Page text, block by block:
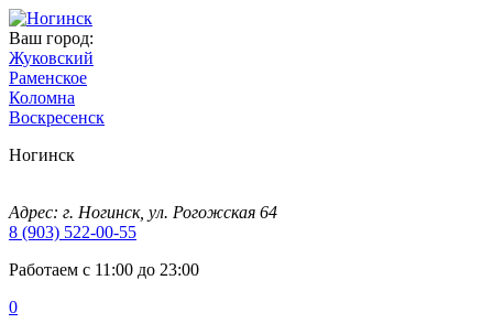
Ваш город:
Жуковский
Раменское
Коломна
Воскресенск
Ногинск
Адрес: г. Ногинск, ул. Рогожская 64
8 (903) 522-00-55
Работаем с 11:00 до 23:00
0